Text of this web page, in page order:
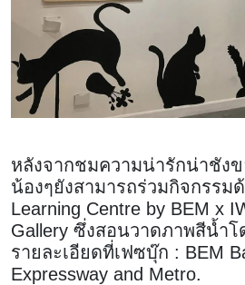
หลังจากชมความน่ารักน่าชัง
น้องๆยังสามารถร่วมกิจกรรม
Learning Centre by BEM x
Gallery ซึ่งสอนวาดภาพสีน้ำ
รายละเอียดที่เฟซบุ๊ก : BEM
Expressway and Metro.